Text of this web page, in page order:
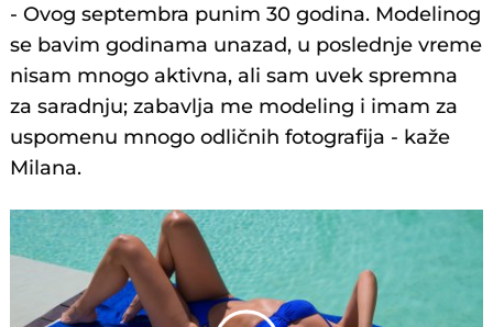
- Ovog septembra punim 30 godina. Modelinog
se bavim godinama unazad, u poslednje vreme
nisam mnogo aktivna, ali sam uvek spremna
za saradnju; zabavlja me modeling i imam za
uspomenu mnogo odličnih fotografija - kaže
Milana.